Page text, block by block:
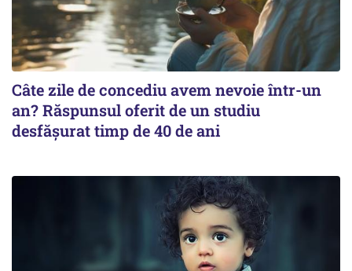
Câte zile de concediu avem nevoie într-un
an? Răspunsul oferit de un studiu
desfășurat timp de 40 de ani